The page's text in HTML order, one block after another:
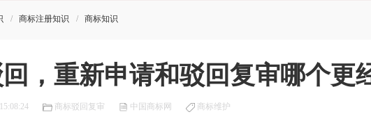
商标注册知识 商标知识
，重新申请和驳回复审哪个更
商标驳回复审 中国商标网 商标维护